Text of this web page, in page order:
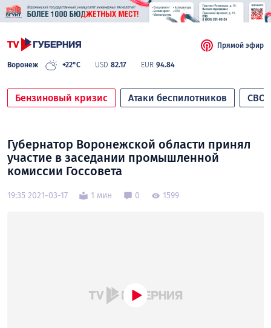
Воронеж +22°C USD 82.17 EUR 94.84
Прямой эфир
Бензиновый кризис Атаки беспилотников СВО
Губернатор Воронежской области принял
участие в заседании промышленной
комиссии Госсовета
19:35 2021-03-17 1 мин 0 1599